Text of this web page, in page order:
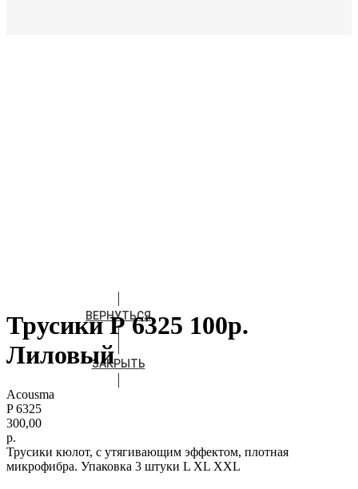
ВЕРНУТЬСЯ
ЗАКРЫТЬ
Трусики Р 6325 100р.
Лиловый
Acousma
P 6325
300,00
р.
Трусики кюлот, с утягивающим эффектом, плотная
микрофибра. Упаковка 3 штуки L XL XXL